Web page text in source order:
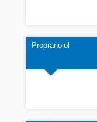
Propranolol